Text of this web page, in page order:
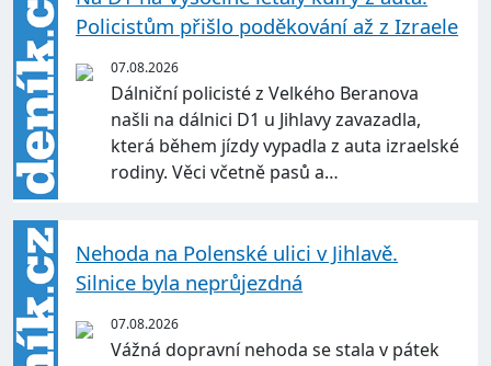
Policistům přišlo poděkování až z Izraele
07.08.2026
Dálniční policisté z Velkého Beranova
našli na dálnici D1 u Jihlavy zavazadla,
která během jízdy vypadla z auta izraelské
rodiny. Věci včetně pasů a…
Nehoda na Polenské ulici v Jihlavě.
Silnice byla neprůjezdná
07.08.2026
Vážná dopravní nehoda se stala v pátek